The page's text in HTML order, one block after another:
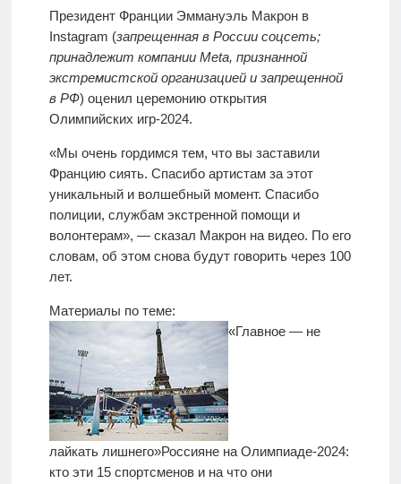
Президент Франции Эммануэль Макрон в
Instagram (запрещенная в России соцсеть;
принадлежит компании Meta, признанной
экстремистской организацией и запрещенной
в РФ) оценил церемонию открытия
Олимпийских игр-2024.
«Мы очень гордимся тем, что вы заставили
Францию сиять. Спасибо артистам за этот
уникальный и волшебный момент. Спасибо
полиции, службам экстренной помощи и
волонтерам», — сказал Макрон на видео. По его
словам, об этом снова будут говорить через 100
лет.
Материалы по теме:
«Главное — не
лайкать лишнего»Россияне на Олимпиаде-2024:
кто эти 15 спортсменов и на что они